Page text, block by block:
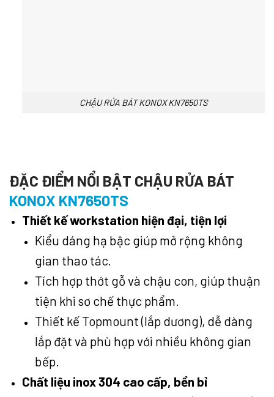
CHẬU RỬA BÁT KONOX KN7650TS
ĐẶC ĐIỂM NỔI BẬT CHẬU RỬA BÁT
KONOX KN7650TS
Thiết kế workstation hiện đại, tiện lợi
Kiểu dáng hạ bậc giúp mở rộng không
gian thao tác.
Tích hợp thớt gỗ và chậu con, giúp thuận
tiện khi sơ chế thực phẩm.
Thiết kế Topmount (lắp dương), dễ dàng
lắp đặt và phù hợp với nhiều không gian
bếp.
Chất liệu inox 304 cao cấp, bền bỉ